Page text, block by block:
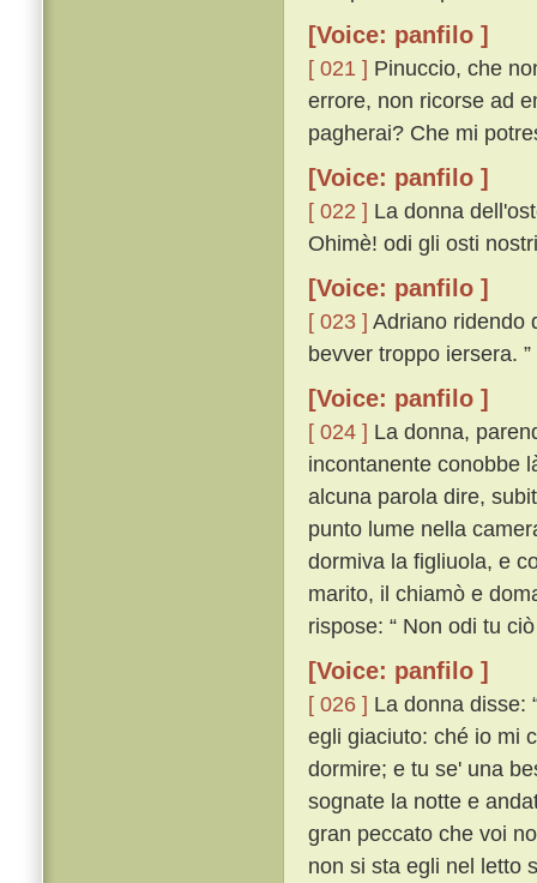
[Voice: panfilo ]
[ 021 ] Pinuccio, che
errore, non ricorse ad
pagherai? Che mi
[Voice: panfilo ]
[ 022 ] La donna
Ohimè! odi gli osti
[Voice: panfilo ]
[ 023 ] Adriano ridendo
bevver troppo iersera. ”
[Voice: panfilo ]
[ 024 ] La donna,
incontanente conobbe
alcuna parola dire,
punto lume nella
dormiva la figliuola, e
marito, il chiamò e
rispose: “ Non odi tu
[Voice: panfilo ]
[ 026 ] La donna disse:
egli giaciuto: ché io mi
dormire; e tu se' una
sognate la notte e
gran peccato che voi
non si sta egli nel letto